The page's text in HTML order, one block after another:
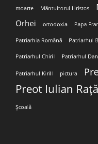
moarte Mântuitorul Hristos
Orhei ortodoxia Papa
Patriarhia Română Patriarhul
Patriarhul Chiril Patriarhul
Patriarhul Kirill pictura
Preot Iulian Rață
Școală